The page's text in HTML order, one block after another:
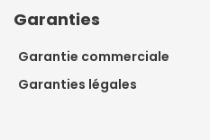
Garanties
Garantie commerciale
Garanties légales